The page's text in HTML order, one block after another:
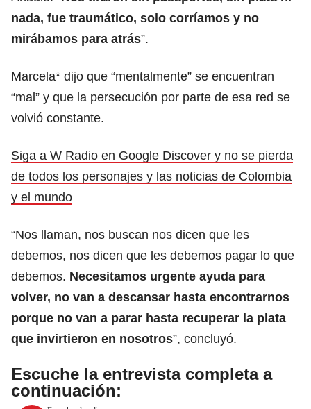
nada, fue traumático, solo corríamos y no
mirábamos para atrás”.
Marcela* dijo que “mentalmente” se encuentran
“mal” y que la persecución por parte de esa red se
volvió constante.
Siga a W Radio en Google Discover y no se pierda
de todos los personajes y las noticias de Colombia
y el mundo
“Nos llaman, nos buscan nos dicen que les
debemos, nos dicen que les debemos pagar lo que
debemos. Necesitamos urgente ayuda para
volver, no van a descansar hasta encontrarnos
porque no van a parar hasta recuperar la plata
que invirtieron en nosotros”, concluyó.
Escuche la entrevista completa a
continuación: